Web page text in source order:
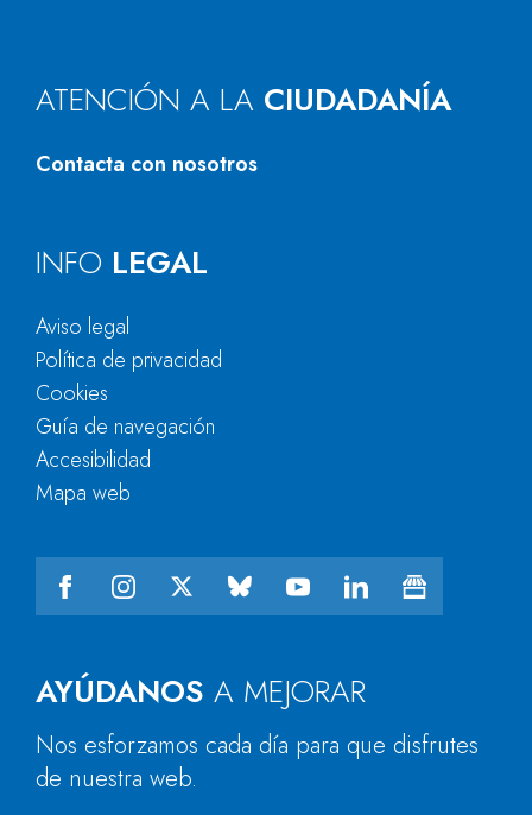
ATENCIÓN A LA CIUDADANÍA
Contacta con nosotros
AYÚDANOS A MEJORAR
Nos esforzamos cada día para que disfrutes
de nuestra web.
INFO LEGAL
Aviso legal
Política de privacidad
Cookies
Guía de navegación
Accesibilidad
Mapa web